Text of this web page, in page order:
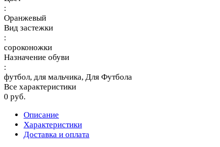
:
Оранжевый
Вид застежки
:
сороконожки
Назначение обуви
:
футбол, для мальчика, Для Футбола
Все характеристики
0 руб.
Описание
Характеристики
Доставка и оплата